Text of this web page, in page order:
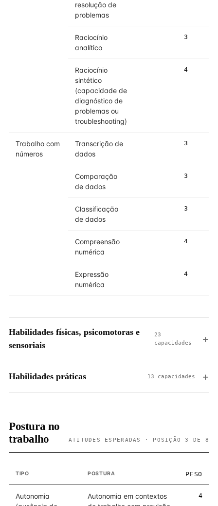
resolução de
problemas
Raciocínio
analítico
3
Raciocínio
sintético
(capacidade de
diagnóstico de
problemas ou
troubleshooting)
4
Trabalho com
números
Transcrição de
dados
3
Comparação
de dados
3
Classificação
de dados
3
Compreensão
numérica
4
Expressão
numérica
4
Habilidades físicas, psicomotoras e
sensoriais
23
capacidades
Habilidades práticas 13 capacidades
Postura no
trabalho
ATITUDES ESPERADAS · POSIÇÃO 3 DE 8
TIPO POSTURA PESO
Autonomia
Autonomia em contextos
4